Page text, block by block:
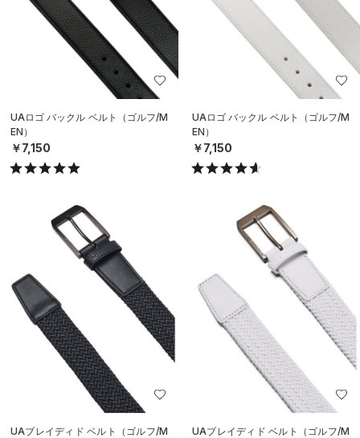
UAロゴ バックル ベルト（ゴルフ/M
EN）
￥7,150
UAロゴ バックル ベルト（ゴルフ/M
EN）
￥7,150
UAブレイディド ベルト（ゴルフ/M
UAブレイディド ベルト（ゴルフ/M